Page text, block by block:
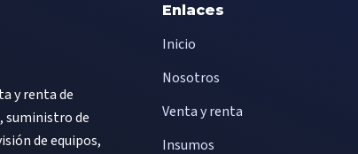
y renta de
suministro de
de equipos,
Enlaces
Inicio
Nosotros
Venta y renta
Insumos